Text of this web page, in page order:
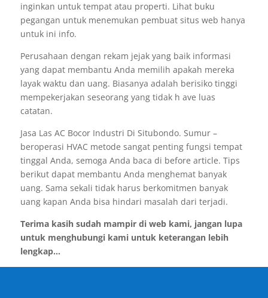
inginkan untuk tempat atau properti. Lihat buku
pegangan untuk menemukan pembuat situs web hanya
untuk ini info.
Perusahaan dengan rekam jejak yang baik informasi
yang dapat membantu Anda memilih apakah mereka
layak waktu dan uang. Biasanya adalah berisiko tinggi
mempekerjakan seseorang yang tidak h ave luas
catatan.
Jasa Las AC Bocor Industri Di Situbondo. Sumur –
beroperasi HVAC metode sangat penting fungsi tempat
tinggal Anda, semoga Anda baca di before article. Tips
berikut dapat membantu Anda menghemat banyak
uang. Sama sekali tidak harus berkomitmen banyak
uang kapan Anda bisa hindari masalah dari terjadi.
Terima kasih sudah mampir di web kami, jangan lupa
untuk menghubungi kami untuk keterangan lebih
lengkap...